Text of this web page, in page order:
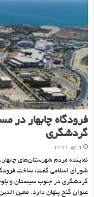
فرودگاه چابهار در
گردشگری
۹ مهر ۱۳۹۹
نماینده مردم شهرستان‌های
شورای اسلامی گفت: ساخت
گردشگری در جنوب سیستان و
عنوان گنج پنهان دارد. معین